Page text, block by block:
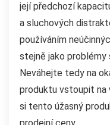
její předchozí
a sluchových
používáním
stejně jako problémy
Neváhejte tedy na
produktu vstoupit na
si tento úžasný